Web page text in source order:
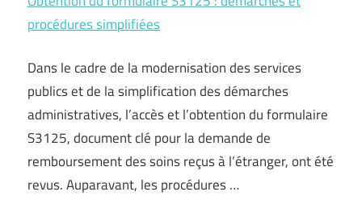
procédures simplifiées
Dans le cadre de la modernisation des services
publics et de la simplification des démarches
administratives, l’accès et l’obtention du formulaire
S3125, document clé pour la demande de
remboursement des soins reçus à l’étranger, ont été
revus. Auparavant, les procédures …